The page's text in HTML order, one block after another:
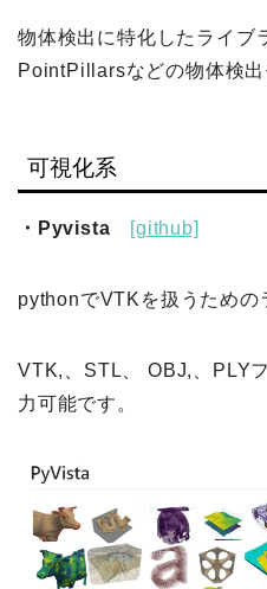
物体検出に特化したライブ
PointPillarsなどの物体検出
可視化系
・Pyvista [github]
pythonでVTKを扱うための
VTK,、STL、 OBJ,、PLY
力可能です。